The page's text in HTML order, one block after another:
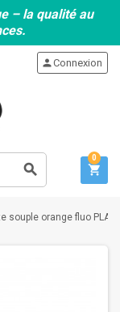
– la qualité au
search
personConnexion
shopping_cart
0
souple orange fluo PLAY